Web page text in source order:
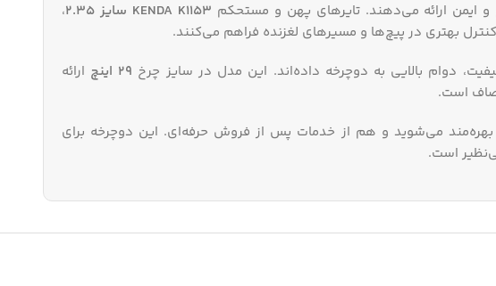
و ایمن ارائه می‌دهند. تایرهای پهن و مستحکم KENDA K1153 سایز 2.35
،
بهتری در پیچ‌ها و مسیرهای لغزنده فراهم می‌کنند.
دوام بالایی به دوچرخه داده‌اند. این مدل در سایز چرخ 29 اینچ
ارائه
صاف است.
بهره‌مند می‌شوید و هم از خدمات پس از فروش حرفه‌ای. این دوچرخه برای
است.